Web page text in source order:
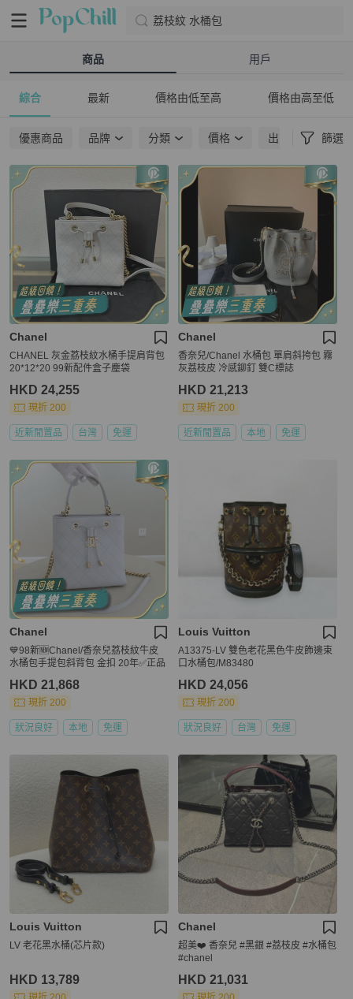
荔枝紋 水桶包
商品 用戶
綜合 最新 價格由低至高 價格由高至低
優惠商品 品牌 分類 價格 出貨地點 篩選
Chanel
CHANEL 灰金荔枝紋水桶手提肩背包
20*12*20 99新配件盒子塵袋
HKD 24,255
現折 200
近新閒置品 台灣 免運
Chanel
香奈兒/Chanel 水桶包 單肩斜挎包 霧
灰荔枝皮 冷感鉚釘 雙C標誌
HKD 21,213
現折 200
近新閒置品 本地 免運
Chanel
💙98新🆕Chanel/香奈兒荔枝紋牛皮
水桶包手提包斜背包 金扣 20年✅正品
HKD 21,868
現折 200
狀況良好 本地 免運
Louis Vuitton
A13375-LV 雙色老花黑色牛皮飾邊束
口水桶包/M83480
HKD 24,056
現折 200
狀況良好 台灣 免運
Louis Vuitton
LV 老花黑水桶(芯片款)
HKD 13,789
Chanel
超美❤️ 香奈兒 #黑銀 #荔枝皮 #水桶包
#chanel
HKD 21,031